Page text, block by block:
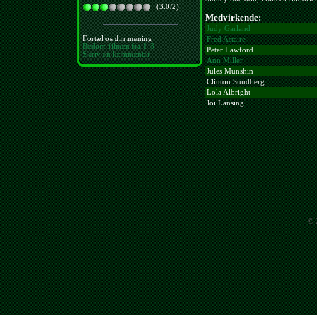
(3.0/2)
Fortæl os din mening
Bedøm filmen fra 1-8
Skriv en kommentar
Medvirkende:
Judy Garland
Fred Astaire
Peter Lawford
Ann Miller
Jules Munshin
Clinton Sundberg
Lola Albright
Joi Lansing
©